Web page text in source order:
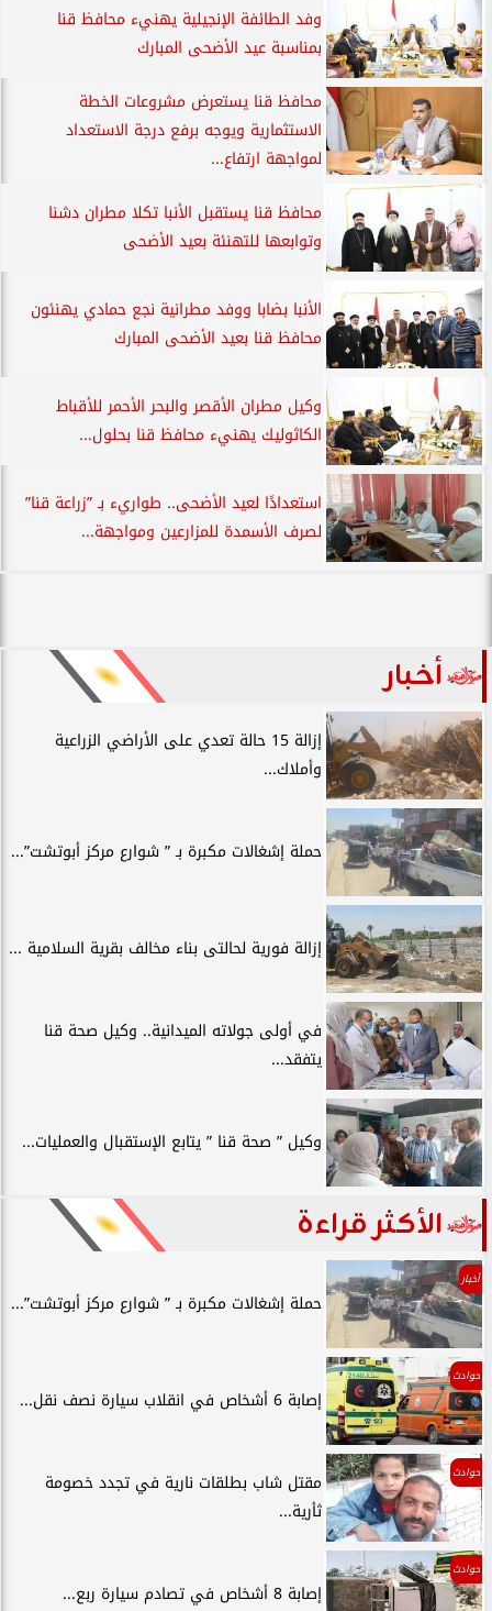
وفد الطائفة الإنجيلية يهنيء محافظ قنا
بمناسبة عيد الأضحى المبارك
محافظ قنا يستعرض مشروعات الخطة
الاستثمارية ويوجه برفع درجة الاستعداد
لمواجهة ارتفاع...
محافظ قنا يستقبل الأنبا تكلا مطران دشنا
وتوابعها للتهنئة بعيد الأضحى
الأنبا بضابا ووفد مطرانية نجع حمادي يهنئون
محافظ قنا بعيد الأضحى المبارك
وكيل مطران الأقصر والبحر الأحمر للأقباط
الكاثوليك يهنيء محافظ قنا بحلول...
استعدادًا لعيد الأضحى.. طواريء بـ ”زراعة قنا”
لصرف الأسمدة للمزارعين ومواجهة...
أخبار
إزالة 15 حالة تعدي على الأراضي الزراعية
وأملاك...
حملة إشغالات مكبرة بـ ” شوارع مركز أبوتشت”...
إزالة فورية لحالتى بناء مخالف بقرية السلامية ...
في أولى جولاته الميدانية.. وكيل صحة قنا
يتفقد...
وكيل ” صحة قنا ” يتابع الإستقبال والعمليات...
الأكثر قراءة
أخبار
حملة إشغالات مكبرة بـ ” شوارع مركز أبوتشت”...
حوادث
إصابة 6 أشخاص في انقلاب سيارة نصف نقل...
حوادث
مقتل شاب بطلقات نارية في تجدد خصومة
ثأرية...
حوادث
إصابة 8 أشخاص في تصادم سيارة ربع...